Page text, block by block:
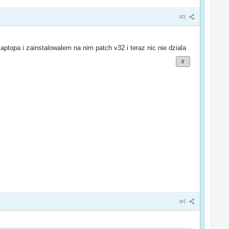
#3
i zainstalowalem na nim patch v32 i teraz nic nie dziala
0
#4